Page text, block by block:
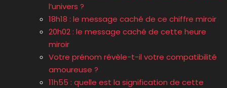
l’univers ?
18h18 : le message caché de ce chiffre miroir
20h02 : le message caché de cette heure
miroir
Votre prénom révèle-t-il votre compatibilité
amoureuse ?
11h55 : quelle est la signification de cette